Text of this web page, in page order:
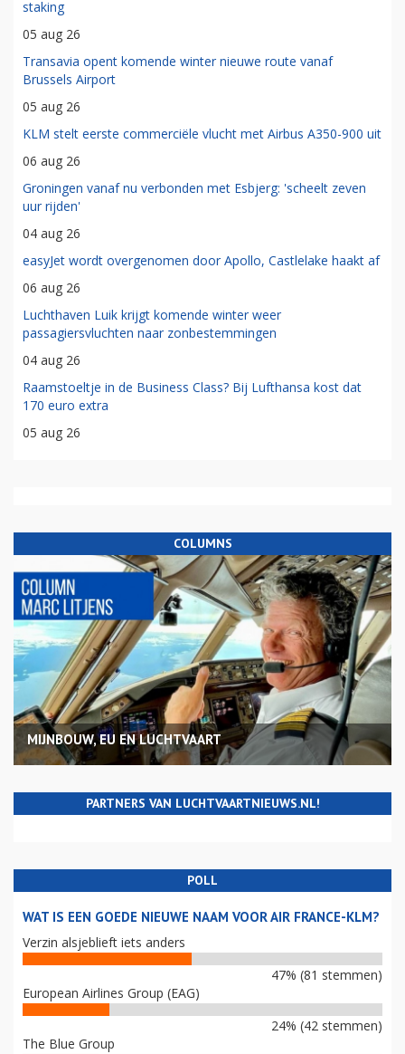
staking
05 aug 26
Transavia opent komende winter nieuwe route vanaf
Brussels Airport
05 aug 26
KLM stelt eerste commerciële vlucht met Airbus A350-900 uit
06 aug 26
Groningen vanaf nu verbonden met Esbjerg: 'scheelt zeven
uur rijden'
04 aug 26
easyJet wordt overgenomen door Apollo, Castlelake haakt af
06 aug 26
Luchthaven Luik krijgt komende winter weer
passagiersvluchten naar zonbestemmingen
04 aug 26
Raamstoeltje in de Business Class? Bij Lufthansa kost dat
170 euro extra
05 aug 26
COLUMNS
MIJNBOUW, EU EN LUCHTVAART
PARTNERS VAN LUCHTVAARTNIEUWS.NL!
POLL
WAT IS EEN GOEDE NIEUWE NAAM VOOR AIR FRANCE-KLM?
Verzin alsjeblieft iets anders
47% (81 stemmen)
European Airlines Group (EAG)
24% (42 stemmen)
The Blue Group